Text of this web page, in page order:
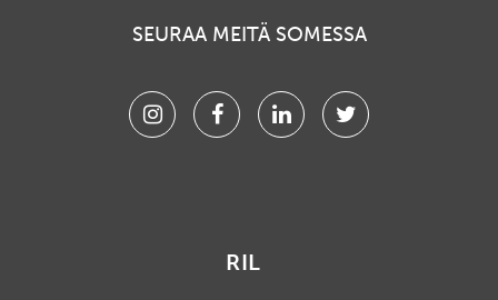
SEURAA MEITÄ SOMESSA
InstagramFacebookLinkedinTwitter
RIL